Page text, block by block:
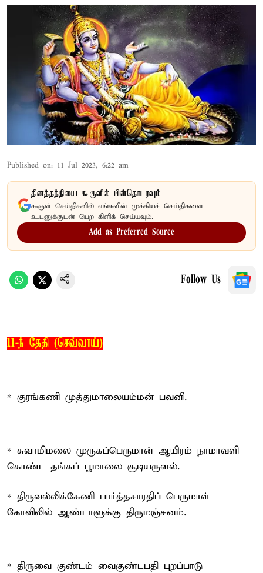
Published on: 11 Jul 2023, 6:22 am
தினத்தந்தியை கூகுளில் பின்தொடரவும்
கூகுள் செய்திகளில் எங்களின் முக்கியச் செய்திகளை
உடனுக்குடன் பெற கிளிக் செய்யவும்.
Add as Preferred Source
Follow Us
11-ந் தேதி (செவ்வாய்)
* குரங்கணி முத்துமாலையம்மன் பவனி.
* சுவாமிமலை முருகப்பெருமான் ஆயிரம் நாமாவளி
கொண்ட தங்கப் பூமாலை சூடியருளல்.
* திருவல்லிக்கேணி பார்த்தசாரதிப் பெருமாள்
கோவிலில் ஆண்டாளுக்கு திருமஞ்சனம்.
* திருவை குண்டம் வைகுண்டபதி புறப்பாடு